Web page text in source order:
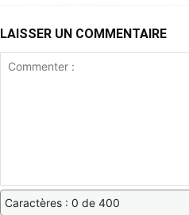
LAISSER UN COMMENTAIRE
Caractères : 0 de 400